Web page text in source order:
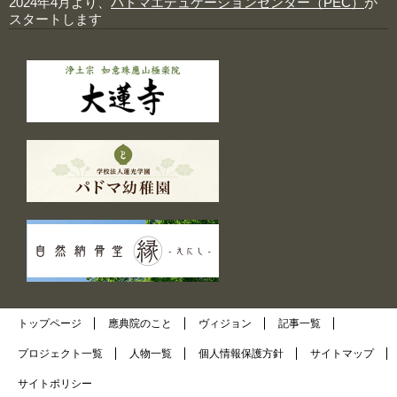
スタートします
トップページ 應典院のこと ヴィジョン 記事一覧
プロジェクト一覧 人物一覧 個人情報保護方針 サイトマップ
サイトポリシー